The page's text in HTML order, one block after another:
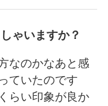
ゃいますか？
なのかなあと感
ていたのです
らい印象が良か